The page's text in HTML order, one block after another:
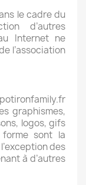
le cadre du
d’autres
Internet ne
l’association
graphismes,
logos, gifs
sont la
des
à d’autres